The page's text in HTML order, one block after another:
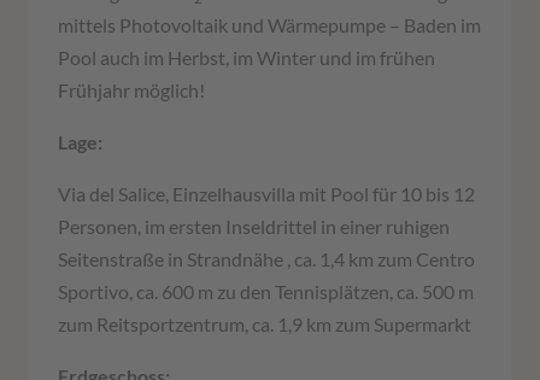
mittels Photovoltaik und Wärmepumpe – Baden im
Pool auch im Herbst, im Winter und im frühen
Frühjahr möglich!
Lage:
Via del Salice, Einzelhausvilla mit Pool für 10 bis 12
Personen, im ersten Inseldrittel in einer ruhigen
Seitenstraße in Strandnähe , ca. 1,4 km zum Centro
Sportivo, ca. 600 m zu den Tennisplätzen, ca. 500 m
zum Reitsportzentrum, ca. 1,9 km zum Supermarkt